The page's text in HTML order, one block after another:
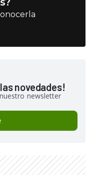
novedades!
newsletter